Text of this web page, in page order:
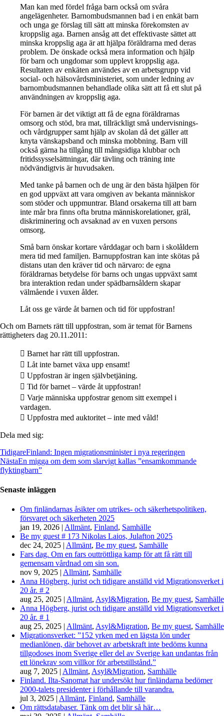
Man kan med fördel fråga barn också om svåra
angelägenheter. Barnombudsmannen bad i en enkät barn
och unga ge förslag till sätt att minska förekomsten av
kroppslig aga. Barnen ansåg att det effektivaste sättet att
minska kroppslig aga är att hjälpa föräldrarna med deras
problem. De önskade också mera information och hjälp
för barn och ungdomar som upplevt kroppslig aga.
Resultaten av enkäten användes av en arbetsgrupp vid
social- och hälsovårdsministeriet, som under ledning av
barnombudsmannen behandlade olika sätt att få ett slut på
användningen av kroppslig aga.
För barnen är det viktigt att få de egna föräldrarnas
omsorg och stöd, bra mat, tillräckligt små undervisnings-
och vårdgrupper samt hjälp av skolan då det gäller att
knyta vänskapsband och minska mobbning. Barn vill
också gärna ha tillgång till mångsidiga klubbar och
fritidssysselsättningar, där tävling och träning inte
nödvändigtvis är huvudsaken.
Med tanke på barnen och de ung är den bästa hjälpen för
en god uppväxt att vara omgiven av bekanta människor
som stöder och uppmuntrar. Bland orsakerna till att barn
inte mår bra finns ofta brutna människorelationer, gräl,
diskriminering och avsaknad av en vuxen persons
omsorg.
Små barn önskar kortare vårddagar och barn i skolåldern
mera tid med familjen. Barnuppfostran kan inte skötas på
distans utan den kräver tid och närvaro: de egna
föräldrarnas betydelse för barns och ungas uppväxt samt
bra interaktion redan under spädbarnsåldern skapar
välmående i vuxen ålder.
Låt oss ge värde åt barnen och tid för uppfostran!
Och om Barnets rätt till uppfostran, som är temat för Barnens
rättigheters dag 20.11.2011:
 Barnet har rätt till uppfostran.
 Låt inte barnet växa upp ensamt!
 Uppfostran är ingen självbetjäning.
 Tid för barnet – värde åt uppfostran!
 Varje människa uppfostrar genom sitt exempel i
vardagen.
 Uppfostra med auktoritet – inte med våld!
Dela med sig:
TidigareFinland: Ingen migrationsminister i nya regeringen
NästaEn migga om dem som slarvigt kallas ”ensamkommande
flyktingbarn”
Senaste inläggen
Om finländarnas åsikter om utrikes- och säkerhetspolitiken,
försvaret och säkerheten 2025
jan 19, 2026 | Allmänt, Finland, Samhälle
Be my guest # 173 Nikolas Laios, Julafton 2025
dec 24, 2025 | Allmänt, Be my guest, Samhälle
Fars dag. Om en fars outtröttliga kamp för att få rätt till
gemensam vårdnad om sin son.
nov 9, 2025 | Allmänt, Samhälle
Anna Högberg, jurist och tidigare anställd vid Migrationsverket i
20 år. # 2
aug 25, 2025 | Allmänt, Asyl&Migration, Be my guest, Samhälle
Anna Högberg, jurist och tidigare anställd vid Migrationsverket i
20 år. # 1
aug 25, 2025 | Allmänt, Asyl&Migration, Be my guest, Samhälle
Migrationsverket: ”152 yrken med en lägsta lön under
medianlönen, där behovet av arbetskraft inte bedöms kunna
tillgodoses inom Sverige eller del av Sverige kan undantas från
ett lönekrav som villkor för arbetstillstånd.”
aug 7, 2025 | Allmänt, Asyl&Migration, Samhälle
Finland. Ilta-Sanomat har undersökt hur finländarna bedömer
2000-talets presidenter i förhållande till varandra.
jul 3, 2025 | Allmänt, Finland, Samhälle
Om rättsdatabaser. Tänk om det blir så här…